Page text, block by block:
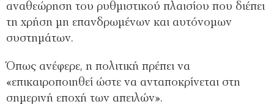
αναθεώρηση του ρυθμιστικού πλαισίου που διέπει
τη χρήση μη επανδρωμένων και αυτόνομων
συστημάτων.
Όπως ανέφερε, η πολιτική πρέπει να
«επικαιροποιηθεί ώστε να ανταποκρίνεται στη
σημερινή εποχή των απειλών».